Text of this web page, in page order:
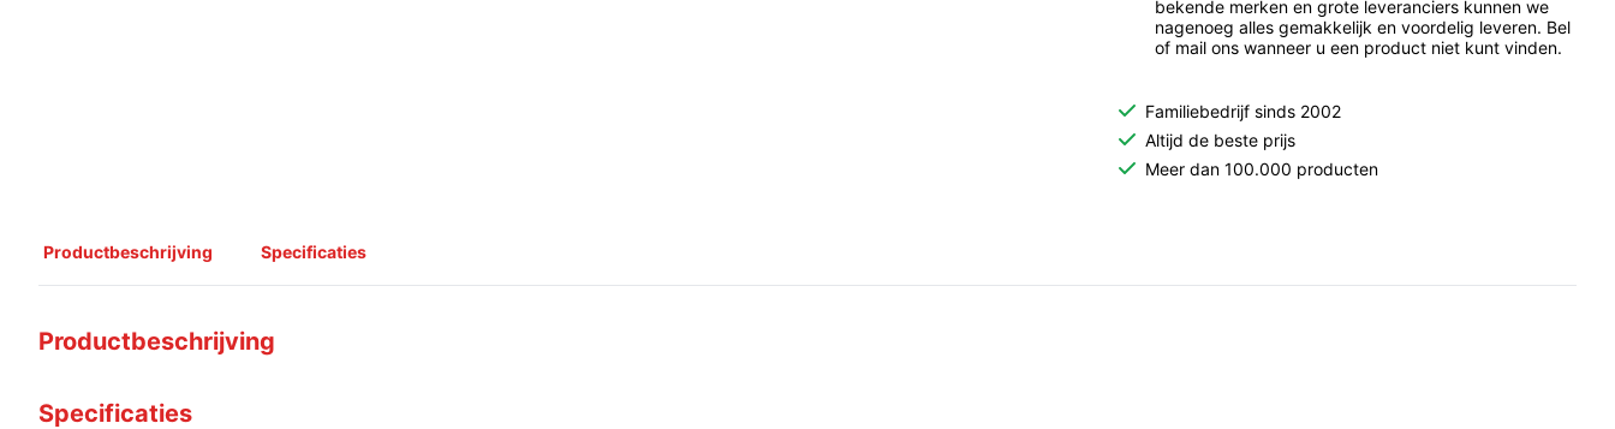
bekende merken en grote leveranciers kunnen we
nagenoeg alles gemakkelijk en voordelig leveren. Bel
of mail ons wanneer u een product niet kunt vinden.
Familiebedrijf sinds 2002
Altijd de beste prijs
Meer dan 100.000 producten
Productbeschrijving Specificaties
Productbeschrijving
Specificaties